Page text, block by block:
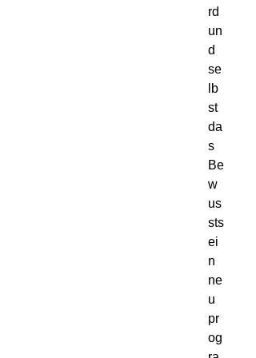
rd
un
d
se
lb
st
da
s
Be
w
us
sts
ei
n
ne
u
pr
og